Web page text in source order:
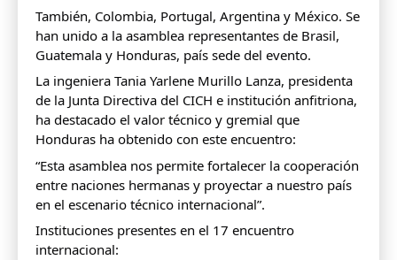
También, Colombia, Portugal, Argentina y México. Se
han unido a la asamblea representantes de Brasil,
Guatemala y Honduras, país sede del evento.
La ingeniera Tania Yarlene Murillo Lanza, presidenta
de la Junta Directiva del CICH e institución anfitriona,
ha destacado el valor técnico y gremial que
Honduras ha obtenido con este encuentro:
“Esta asamblea nos permite fortalecer la cooperación
entre naciones hermanas y proyectar a nuestro país
en el escenario técnico internacional”.
Instituciones presentes en el 17 encuentro
internacional: